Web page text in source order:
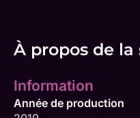
À propos de la
Information
Année de production